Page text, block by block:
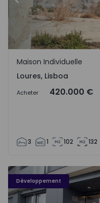
Précédent
Loures, Lisboa
Maison Individuelle
Loures, Lisboa
Acheter 420.000 €
3 1 102 132
Développement
Caulinos Residence - 1